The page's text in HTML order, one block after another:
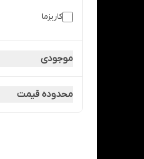
کاریزما
موجودی
محدوده قیمت